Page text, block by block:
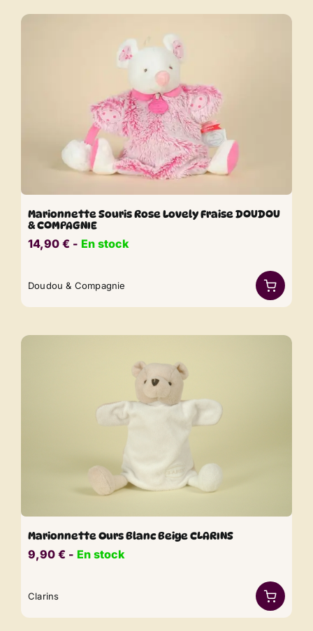
Marionnette Souris Rose Lovely Fraise DOUDOU
& COMPAGNIE
14,90 € ​​ - En stock
Doudou & Compagnie
Marionnette Ours Blanc Beige CLARINS
9,90 € ​​ - En stock
Clarins